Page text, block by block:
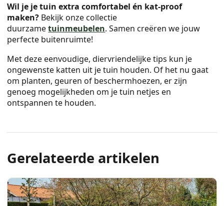
Wil je je tuin extra comfortabel én kat-proof
maken? Bekijk onze collectie
duurzametuinmeubelen. Samen creëren we jouw
perfecte buitenruimte!
Met deze eenvoudige, diervriendelijke tips kun je
ongewenste katten uit je tuin houden. Of het nu gaat
om planten, geuren of beschermhoezen, er zijn
genoeg mogelijkheden om je tuin netjes en
ontspannen te houden.
Gerelateerde artikelen